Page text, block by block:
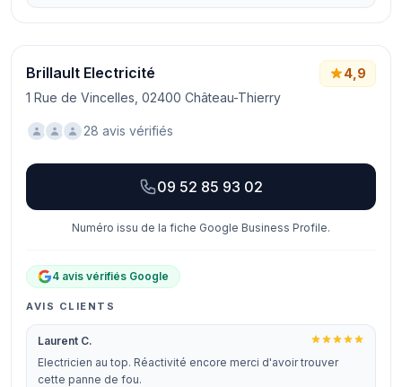
Brillault Electricité
1 Rue de Vincelles, 02400 Château-Thierry
4,9
28 avis vérifiés
09 52 85 93 02
Numéro issu de la fiche Google Business Profile.
4 avis vérifiés Google
AVIS CLIENTS
Laurent C.
Electricien au top. Réactivité encore merci d'avoir trouver
cette panne de fou.